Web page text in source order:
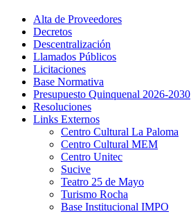
Alta de Proveedores
Decretos
Descentralización
Llamados Públicos
Licitaciones
Base Normativa
Presupuesto Quinquenal 2026-2030
Resoluciones
Links Externos
Centro Cultural La Paloma
Centro Cultural MEM
Centro Unitec
Sucive
Teatro 25 de Mayo
Turismo Rocha
Base Institucional IMPO